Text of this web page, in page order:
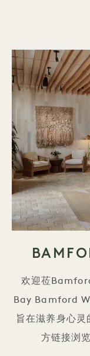
欢迎莅
Bay Bamford
旨在滋养身心灵
方链接浏